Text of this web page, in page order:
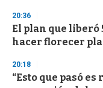
20:36
El plan que
hacer florecer
20:18
“Esto que pasó